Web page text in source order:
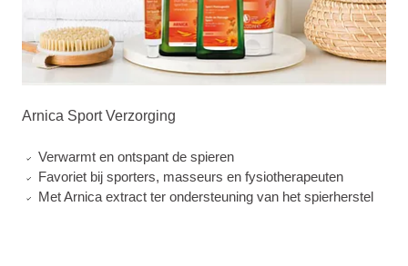
Arnica Sport Verzorging
Verwarmt en ontspant de spieren
Favoriet bij sporters, masseurs en fysiotherapeuten
Met Arnica extract ter ondersteuning van het spierherstel